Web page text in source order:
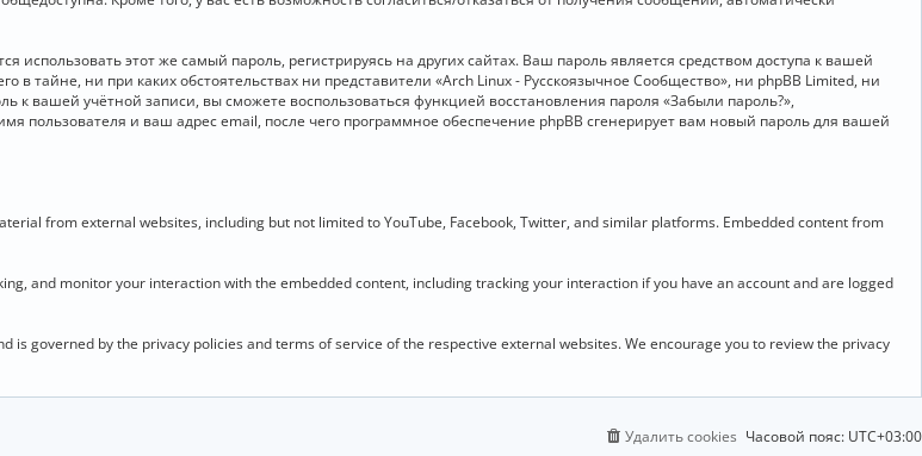
этот же самый пароль, регистрируясь на других сайтах. Ваш пароль является средством доступа к вашей
в тайне, ни при каких обстоятельствах ни представители «Arch Linux - Русскоязычное Сообщество», ни phpBB Limited, ни
к вашей учётной записи, вы сможете воспользоваться функцией восстановления пароля «Забыли пароль?»,
пользователя и ваш адрес email, после чего программное обеспечение phpBB сгенерирует вам новый пароль для вашей
from external websites, including but not limited to YouTube, Facebook, Twitter, and similar platforms. Embedded content from
and monitor your interaction with the embedded content, including tracking your interaction if you have an account and are logged
is governed by the privacy policies and terms of service of the respective external websites. We encourage you to review the privacy
Часовой пояс: UTC+03:00
Удалить cookies